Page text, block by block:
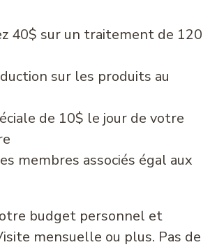
40$ sur un traitement de 120
sur les produits au
de 10$ le jour de votre
membres associés égal aux
budget personnel et
mensuelle ou plus. Pas de